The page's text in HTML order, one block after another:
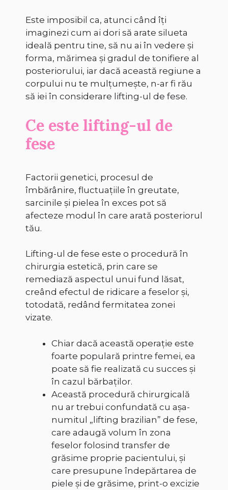
Este imposibil ca, atunci când îți
imaginezi cum ai dori să arate silueta
ideală pentru tine, să nu ai în vedere și
forma, mărimea și gradul de tonifiere al
posteriorului, iar dacă această regiune a
corpului nu te mulțumește, n-ar fi rău
să iei în considerare lifting-ul de fese.
Ce este lifting-ul de
fese
Factorii genetici, procesul de
îmbărânire, fluctuațiile în greutate,
sarcinile și pielea în exces pot să
afecteze modul în care arată posteriorul
tău.
Lifting-ul de fese este o procedură în
chirurgia estetică, prin care se
remediază aspectul unui fund lăsat,
creând efectul de ridicare a feselor și,
totodată, redând fermitatea zonei
vizate.
Chiar dacă această operație este
foarte populară printre femei, ea
poate să fie realizată cu succes și
în cazul bărbaților.
Această procedură chirurgicală
nu ar trebui confundată cu așa-
numitul „lifting brazilian” de fese,
care adaugă volum în zona
feselor folosind transfer de
grăsime proprie pacientului, și
care presupune îndepărtarea de
piele și de grăsime, print-o excizie